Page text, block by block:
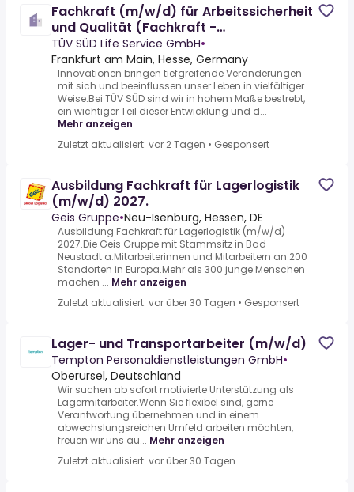
Fachkraft (m/w/d) für Arbeitssicherheit
und Qualität (Fachkraft -
Arbeitssicherheit)
TÜV SÜD Life Service GmbH•
Frankfurt am Main, Hesse, Germany
Innovationen bringen tiefgreifende Veränderungen
mit sich und beeinflussen unser Leben in vielfältiger
Weise.Bei TÜV SÜD sind wir in hohem Maße bestrebt,
ein wichtiger Teil dieser Entwicklung und d...
Mehr anzeigen
Zuletzt aktualisiert: vor 2 Tagen • Gesponsert
Ausbildung Fachkraft für Lagerlogistik
(m/w/d) 2027.
Geis Gruppe•Neu-Isenburg, Hessen, DE
Ausbildung Fachkraft für Lagerlogistik (m/w/d)
2027.Die Geis Gruppe mit Stammsitz in Bad
Neustadt a.Mitarbeiterinnen und Mitarbeitern an 200
Standorten in Europa.Mehr als 300 junge Menschen
machen ... Mehr anzeigen
Zuletzt aktualisiert: vor über 30 Tagen • Gesponsert
Lager- und Transportarbeiter (m/w/d)
Tempton Personaldienstleistungen GmbH•
Oberursel, Deutschland
Wir suchen ab sofort motivierte Unterstützung als
Lagermitarbeiter.Wenn Sie flexibel sind, gerne
Verantwortung übernehmen und in einem
abwechslungsreichen Umfeld arbeiten möchten,
freuen wir uns au... Mehr anzeigen
Zuletzt aktualisiert: vor über 30 Tagen